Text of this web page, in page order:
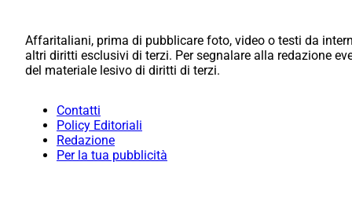
Affaritaliani, prima di pubblicare foto, video o testi da
altri diritti esclusivi di terzi. Per segnalare alla redazione
del materiale lesivo di diritti di terzi.
Contatti
Policy Editoriali
Redazione
Per la tua pubblicità